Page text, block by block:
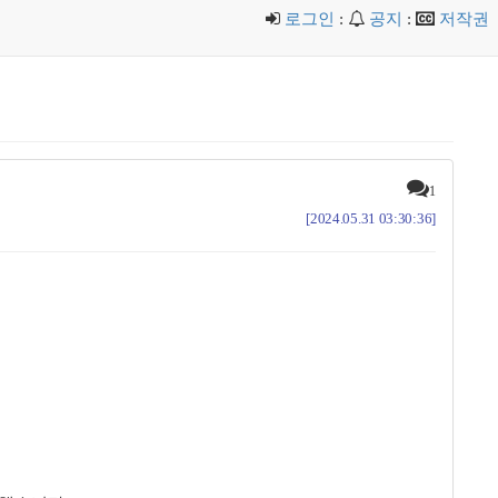
로그인 : 공지 : 저작권
1
[2024.05.31 03:30:36]